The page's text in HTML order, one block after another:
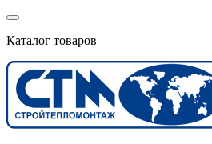
Каталог товаров